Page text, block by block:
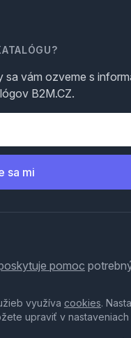
sa vám ozveme s
B2M.CZ.
sa mi
pomoc
využíva cookies.
upraviť v nastaveniach